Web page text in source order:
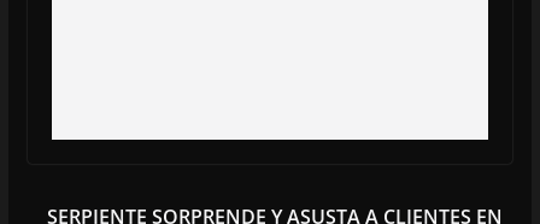
SERPIENTE SORPRENDE Y ASUSTA A CLIENTES EN